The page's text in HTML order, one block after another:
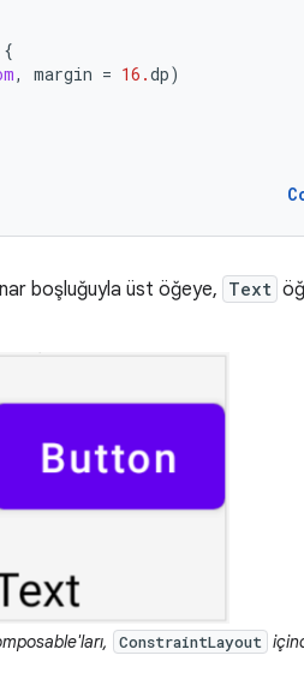
{
, margin = 16.dp)
boşluğuyla üst öğeye, Text
ConstraintLayout